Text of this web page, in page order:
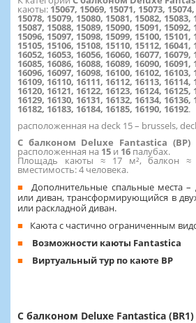
каюты: 15067, 15069, 15071, 15073,
15078, 15079, 15080, 15081, 15082, 15083,
15087, 15088, 15089, 15090, 15091, 15092,
15096, 15097, 15098, 15099, 15100, 15101,
15105, 15106, 15108, 15110, 15112, 16041,
16052, 16053, 16056, 16060, 16077, 16079,
16085, 16086, 16088, 16089, 16090, 16091,
16096, 16097, 16098, 16100, 16102, 16103,
16109, 16110, 16111, 16112, 16113, 16114,
16120, 16121, 16122, 16123, 16124, 16125,
16129, 16130, 16131, 16132, 16134, 16136,
16182, 16183, 16184, 16185, 16190, 16192.
расположенная на deck 15 – brussels,
С балконом Deluxe Fantastica (BP)
расположенная на 15 и 16 палубах.
Площадь каюты ≈ 17 м², балкон ≈
вместимость: 4 человека.
Дополнительные спальные места –
или диван, трансформирующийся в
или раскладной диван.
Каюта с частично ограниченным
Возможности каюты Fantastica
Виртуальный тур по каюте BP
С балконом Deluxe Fantastica (BR1)